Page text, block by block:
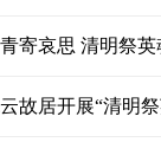
寄哀思 清明祭英
故居开展“清明